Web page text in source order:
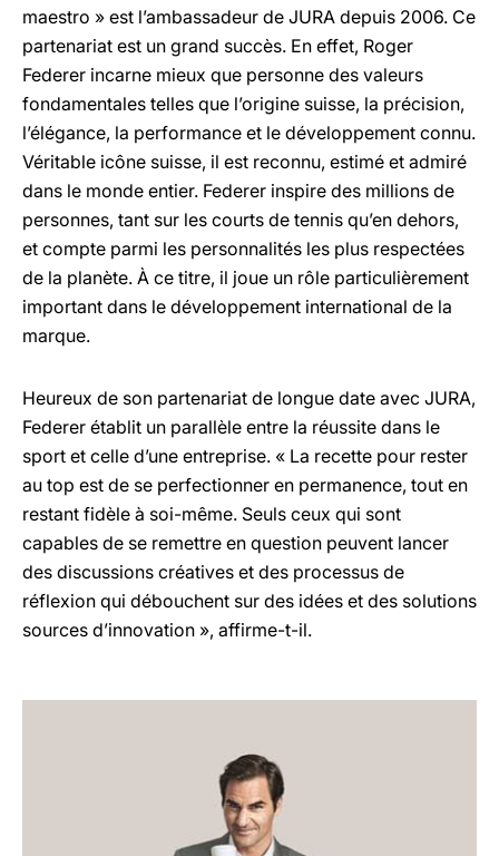
maestro » est l’ambassadeur de JURA depuis 2006. Ce
partenariat est un grand succès. En effet, Roger
Federer incarne mieux que personne des valeurs
fondamentales telles que l’origine suisse, la précision,
l’élégance, la performance et le développement connu.
Véritable icône suisse, il est reconnu, estimé et admiré
dans le monde entier. Federer inspire des millions de
personnes, tant sur les courts de tennis qu’en dehors,
et compte parmi les personnalités les plus respectées
de la planète. À ce titre, il joue un rôle particulièrement
important dans le développement international de la
marque.
Heureux de son partenariat de longue date avec JURA,
Federer établit un parallèle entre la réussite dans le
sport et celle d’une entreprise. « La recette pour rester
au top est de se perfectionner en permanence, tout en
restant fidèle à soi-même. Seuls ceux qui sont
capables de se remettre en question peuvent lancer
des discussions créatives et des processus de
réflexion qui débouchent sur des idées et des solutions
sources d’innovation », affirme-t-il.